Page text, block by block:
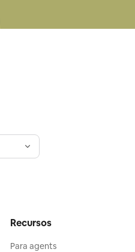
Recursos
Para agents